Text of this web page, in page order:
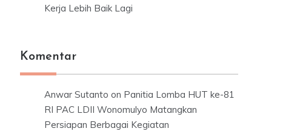
Kerja Lebih Baik Lagi
Komentar
Anwar Sutanto on Panitia Lomba HUT ke-81
RI PAC LDII Wonomulyo Matangkan
Persiapan Berbagai Kegiatan